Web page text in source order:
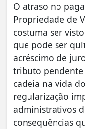
O atraso no
Propriedade de
costuma ser
que pode ser
acréscimo de
tributo
cadeia na vida
regularização
administrativos
consequências